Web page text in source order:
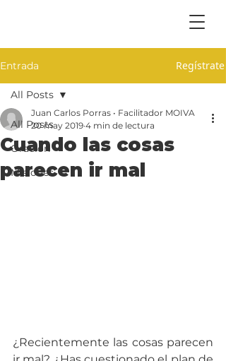
Entrada Regístrate
All Posts
Oración
Misiones
All Posts
Cuando las cosas
parecen ir mal
Juan Carlos Porras • Facilitador MOIVA
20 may 2019 4 min de lectura
¿Recientemente las cosas parecen